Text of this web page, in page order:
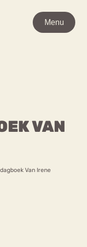
Menu
VAN
Van Irene
Menu
OP